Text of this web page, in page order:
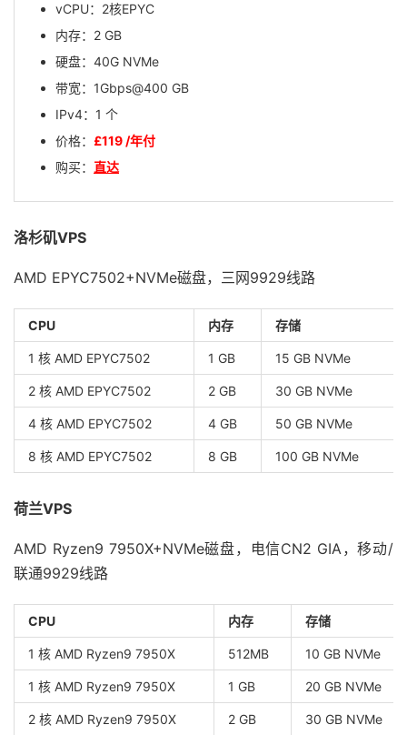
vCPU：2核EPYC
内存：2 GB
硬盘：40G NVMe
带宽：1Gbps@400 GB
IPv4：1 个
价格： £119 /年付
购买： 直达
洛杉矶VPS
AMD EPYC7502+NVMe磁盘，三网9929线路
CPU 内存 存储
1 核 AMD EPYC7502 1 GB 15 GB NVMe
2 核 AMD EPYC7502 2 GB 30 GB NVMe
4 核 AMD EPYC7502 4 GB 50 GB NVMe
8 核 AMD EPYC7502 8 GB 100 GB NVMe
荷兰VPS
AMD Ryzen9 7950X+NVMe磁盘，电信CN2 GIA，移动/
联通9929线路
CPU 内存 存储
1 核 AMD Ryzen9 7950X 512MB 10 GB NVMe
1 核 AMD Ryzen9 7950X 1 GB 20 GB NVMe
2 核 AMD Ryzen9 7950X 2 GB 30 GB NVMe